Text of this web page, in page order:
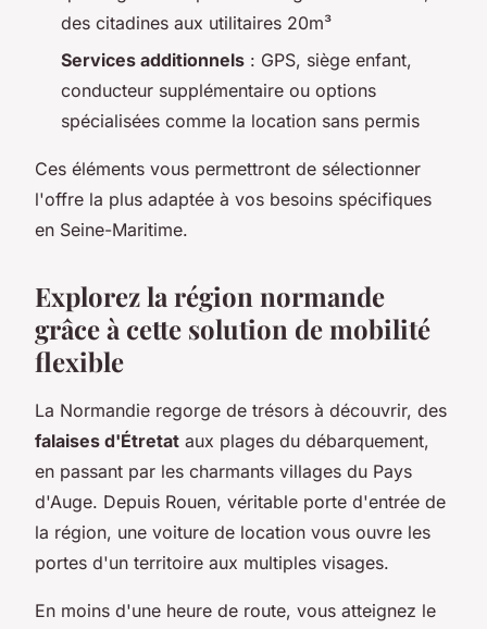
des citadines aux utilitaires 20m³
Services additionnels : GPS, siège enfant,
conducteur supplémentaire ou options
spécialisées comme la location sans permis
Ces éléments vous permettront de sélectionner
l'offre la plus adaptée à vos besoins spécifiques
en Seine-Maritime.
Explorez la région normande
grâce à cette solution de mobilité
flexible
La Normandie regorge de trésors à découvrir, des
falaises d'Étretat aux plages du débarquement,
en passant par les charmants villages du Pays
d'Auge. Depuis Rouen, véritable porte d'entrée de
la région, une voiture de location vous ouvre les
portes d'un territoire aux multiples visages.
En moins d'une heure de route, vous atteignez le